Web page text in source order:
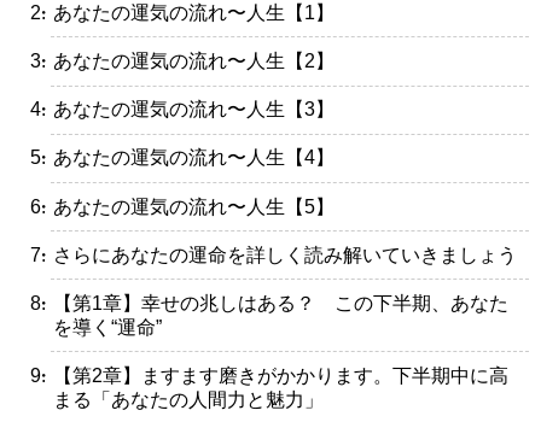
・あなたの運気の流れ〜人生【1】
・あなたの運気の流れ〜人生【2】
・あなたの運気の流れ〜人生【3】
・あなたの運気の流れ〜人生【4】
・あなたの運気の流れ〜人生【5】
・さらにあなたの運命を詳しく読み解いていきましょう
・【第1章】幸せの兆しはある？ この下半期、あなた
を導く“運命”
・【第2章】ますます磨きがかかります。下半期中に高
まる「あなたの人間力と魅力」